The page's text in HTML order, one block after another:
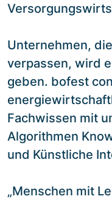
Unternehmen,
verpassen, wird
geben. bofest
Fachwissen mit
Algorithmen
und Künstliche
„Menschen mit